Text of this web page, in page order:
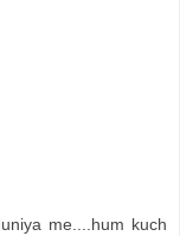
me....hum kuch